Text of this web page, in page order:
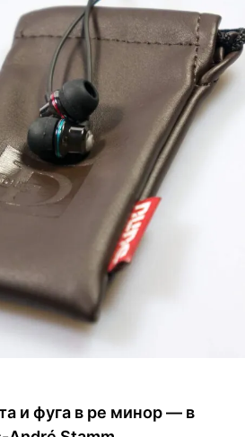
и фуга в ре минор — в